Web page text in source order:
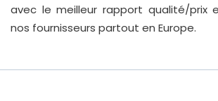
avec le meilleur rapport qualité/prix
nos fournisseurs partout en Europe.